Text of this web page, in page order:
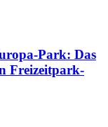
Park: Das
Freizeitpark-